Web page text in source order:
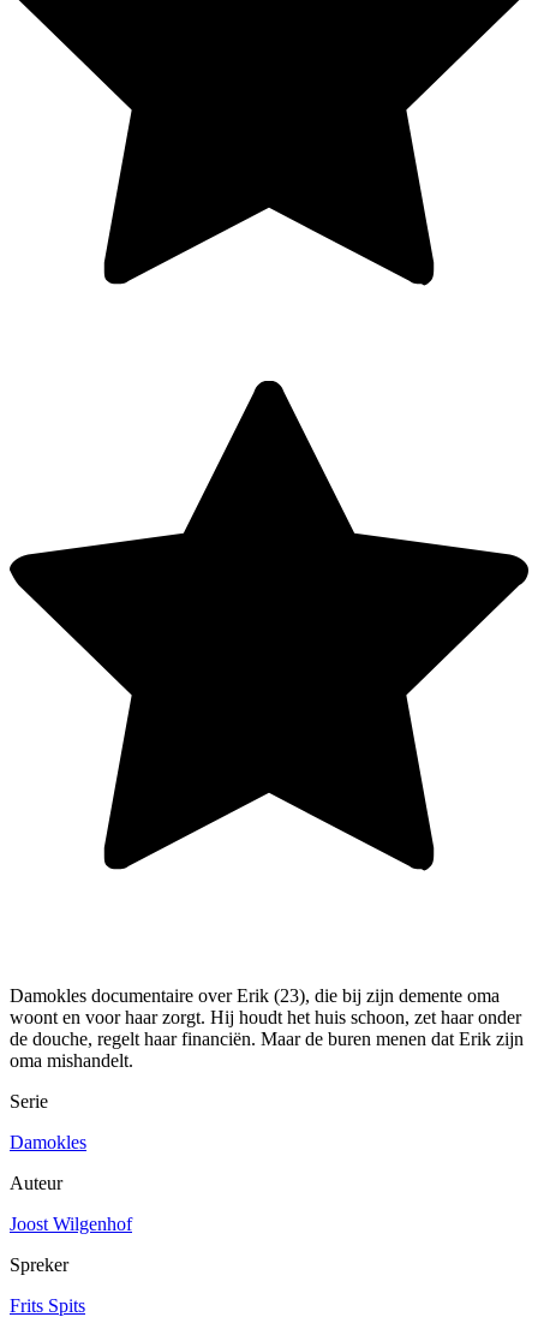
Damokles documentaire over Erik (23), die bij zijn demente oma
woont en voor haar zorgt. Hij houdt het huis schoon, zet haar onder
de douche, regelt haar financiën. Maar de buren menen dat Erik zijn
oma mishandelt.
Serie
Damokles
Auteur
Joost Wilgenhof
Spreker
Frits Spits